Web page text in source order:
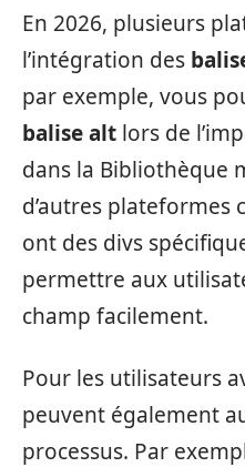
En 2026, plusieurs
l’intégration des
par exemple, vous
balise alt lors de
dans la Bibliothèque
d’autres plateformes
ont des divs
permettre aux
champ facilement.
Pour les utilisateurs
peuvent également
processus. Par